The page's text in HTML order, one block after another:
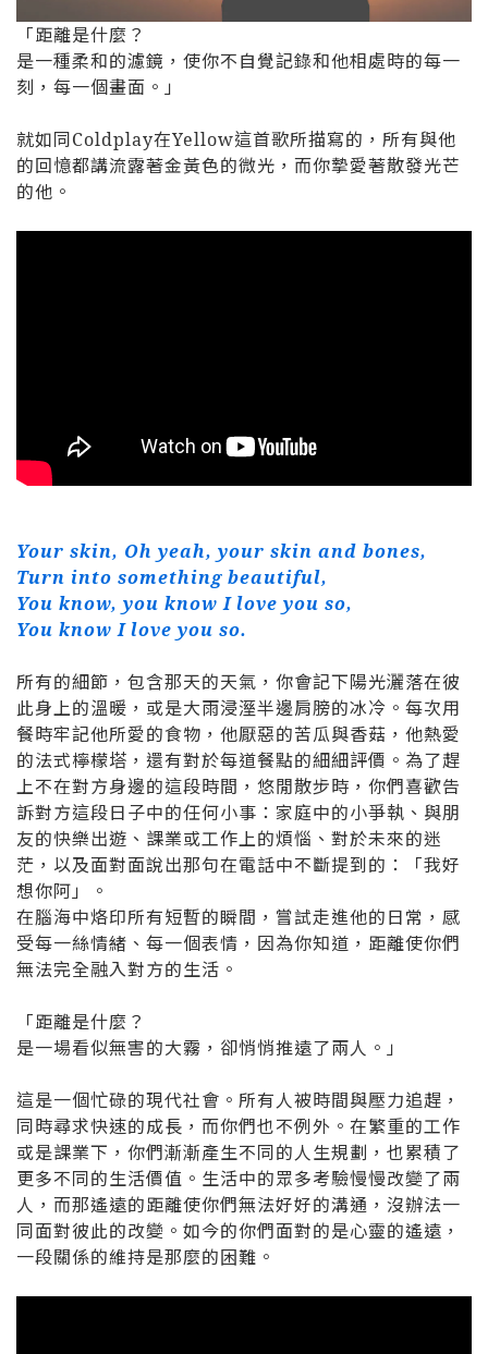
「距離是什麼？
是一種柔和的濾鏡，使你不自覺記錄和他相處時的每一
刻，每一個畫面。」
就如同Coldplay在Yellow這首歌所描寫的，所有與他
的回憶都講流露著金黃色的微光，而你摯愛著散發光芒
的他。
Your skin, Oh yeah, your skin and bones,
Turn into something beautiful,
You know, you know I love you so,
You know I love you so.
所有的細節，包含那天的天氣，你會記下陽光灑落在彼
此身上的溫暖，或是大雨浸溼半邊肩膀的冰冷。每次用
餐時牢記他所愛的食物，他厭惡的苦瓜與香菇，他熱愛
的法式檸檬塔，還有對於每道餐點的細細評價。為了趕
上不在對方身邊的這段時間，悠閒散步時，你們喜歡告
訴對方這段日子中的任何小事：家庭中的小爭執、與朋
友的快樂出遊、課業或工作上的煩惱、對於未來的迷
茫，以及面對面說出那句在電話中不斷提到的：「我好
想你阿」。
在腦海中烙印所有短暫的瞬間，嘗試走進他的日常，感
受每一絲情緒、每一個表情，因為你知道，距離使你們
無法完全融入對方的生活。
「距離是什麼？
是一場看似無害的大霧，卻悄悄推遠了兩人。」
這是一個忙碌的現代社會。所有人被時間與壓力追趕，
同時尋求快速的成長，而你們也不例外。在繁重的工作
或是課業下，你們漸漸產生不同的人生規劃，也累積了
更多不同的生活價值。生活中的眾多考驗慢慢改變了兩
人，而那遙遠的距離使你們無法好好的溝通，沒辦法一
同面對彼此的改變。如今的你們面對的是心靈的遙遠，
一段關係的維持是那麼的困難。